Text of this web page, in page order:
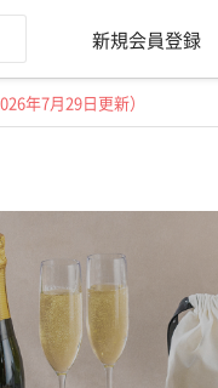
新規会員登録
年7月29日更新）